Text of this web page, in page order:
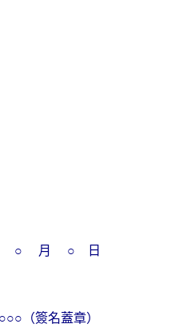
月 ○ 日
○○○（簽名蓋章）